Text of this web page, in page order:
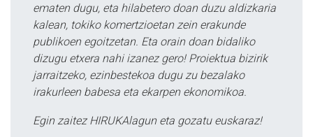
ematen dugu, eta hilabetero doan duzu aldizkaria
kalean, tokiko komertzioetan zein erakunde
publikoen egoitzetan. Eta orain doan bidaliko
dizugu etxera nahi izanez gero! Proiektua bizirik
jarraitzeko, ezinbestekoa dugu zu bezalako
irakurleen babesa eta ekarpen ekonomikoa.
Egin zaitez HIRUKAlagun eta gozatu euskaraz!